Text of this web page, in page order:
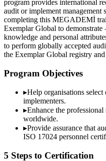
program provides international
audit or implement management
completing this MEGADEMİ
Exemplar Global to
knowledge and personal
to perform globally accepted
the Exemplar Global registry
Program Objectives
▸Help organisations select
implementers.
▸Enhance the
worldwide.
▸Provide assurance that
ISO 17024 personnel
5 Steps to Certification